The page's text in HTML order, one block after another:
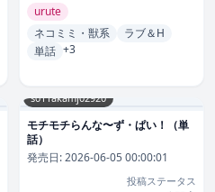
urute
ネコミミ・獣系
ラブ＆H
単話 +3
s011akamj02920
モチモチらんな〜ず・ぱい！（単
話）
発売日:2026-06-05 00:00:01
投稿ステータス